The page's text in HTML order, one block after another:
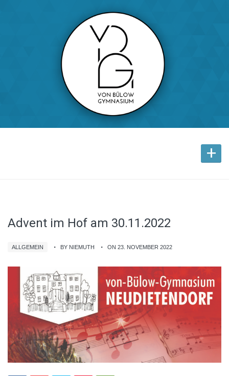
+
Advent im Hof am 30.11.2022
ALLGEMEIN BY NIEMUTH ON 23. NOVEMBER 2022